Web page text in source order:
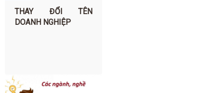
THAY ĐỔI TÊN
DOANH NGHIỆP